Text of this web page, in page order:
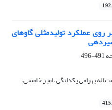
روی عملکرد تولیدمثلی گاوهای
491-496
بهرامی یکدانگی، امیر خامسی،